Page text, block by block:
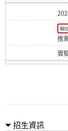
轉知
推
實
招生資訊